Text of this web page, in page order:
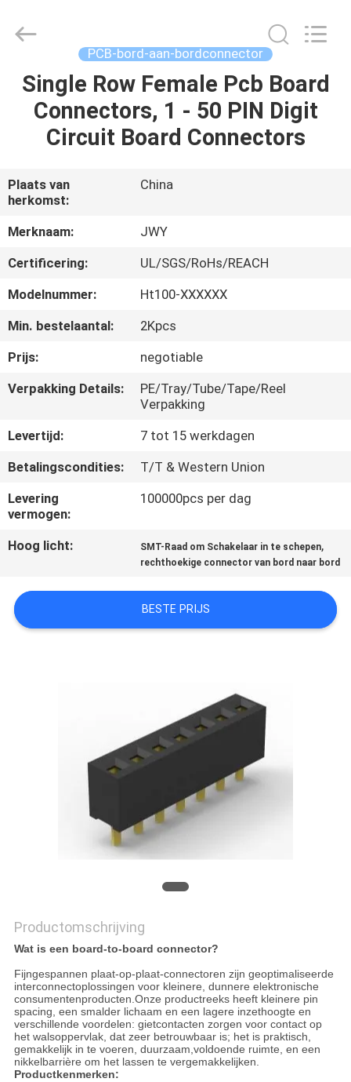
HUIS
PRODUCTEN
ONGEVEER
ONS
FABRIEKSREIS
CONTACTEER
ONS
VERZOEK
OM EEN
CITAAT
COMPANY
SITEMAP
Electronic
Co.,Ltd.
Reserved.
PCB-bord-aan-bordconnector
Single Row Female Pcb Board
Connectors, 1 - 50 PIN Digit
Circuit Board Connectors
Plaats van
herkomst:
China
Merknaam:
JWY
Certificering:
UL/SGS/RoHs/REACH
Modelnummer:
Ht100-XXXXXX
Min. bestelaantal:
2Kpcs
Prijs:
negotiable
Verpakking Details:
PE/Tray/Tube/Tape/Reel
Verpakking
Levertijd:
7 tot 15 werkdagen
Betalingscondities:
T/T & Western Union
Levering
vermogen:
100000pcs per dag
Hoog licht: SMT-Raad om Schakelaar in te schepen,
rechthoekige connector van bord naar bord
BESTE PRIJS
Productomschrijving
Wat is een board-to-board connector?
Fijngespannen plaat-op-plaat-connectoren zijn geoptimaliseerde
interconnectoplossingen voor kleinere, dunnere elektronische
consumentenproducten.Onze productreeks heeft kleinere pin
spacing, een smalder lichaam en een lagere inzethoogte en
verschillende voordelen: gietcontacten zorgen voor contact op
het walsoppervlak, dat zeer betrouwbaar is; het is praktisch,
gemakkelijk in te voeren, duurzaam,voldoende ruimte, en een
nikkelbarrière om het lassen te vergemakkelijken.
Productkenmerken: